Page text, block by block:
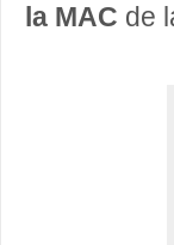
la MAC de